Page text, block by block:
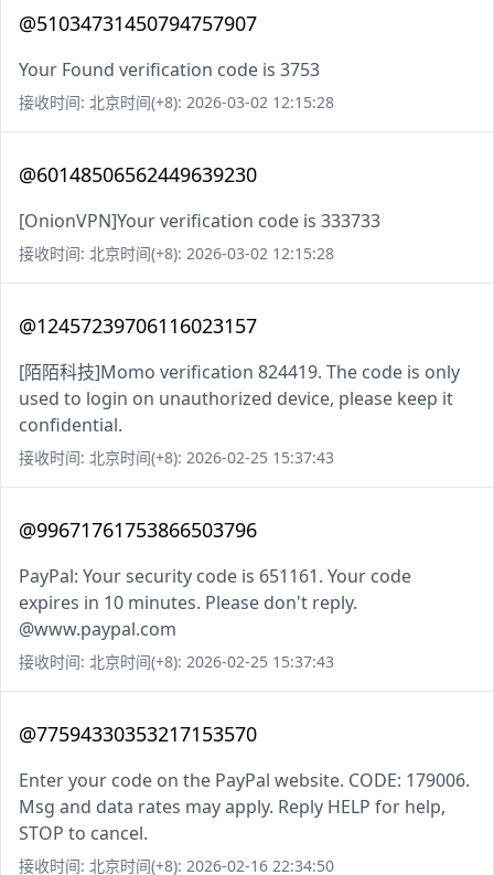
@51034731450794757907
Your Found verification code is 3753
接收时间: 北京时间(+8): 2026-03-02 12:15:28
@60148506562449639230
[OnionVPN]Your verification code is 333733
接收时间: 北京时间(+8): 2026-03-02 12:15:28
@12457239706116023157
[陌陌科技]Momo verification 824419. The code is only
used to login on unauthorized device, please keep it
confidential.
接收时间: 北京时间(+8): 2026-02-25 15:37:43
@99671761753866503796
PayPal: Your security code is 651161. Your code
expires in 10 minutes. Please don't reply.
@www.paypal.com
接收时间: 北京时间(+8): 2026-02-25 15:37:43
@77594330353217153570
Enter your code on the PayPal website. CODE: 179006.
Msg and data rates may apply. Reply HELP for help,
STOP to cancel.
接收时间: 北京时间(+8): 2026-02-16 22:34:50